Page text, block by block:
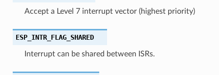
Accept a Level 7 interrupt vector (highest priority)
ESP_INTR_FLAG_SHARED
Interrupt can be shared between ISRs.